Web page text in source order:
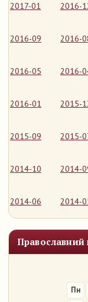
2017-01 2016-
2016-09 2016-
2016-05 2016-
2016-01 2015-
2015-09 2015-
2014-10 2014-
2014-06 2014-
Православний
Пн